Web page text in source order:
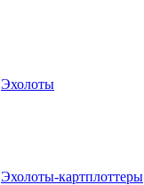
Эхолоты
Эхолоты-картплоттеры